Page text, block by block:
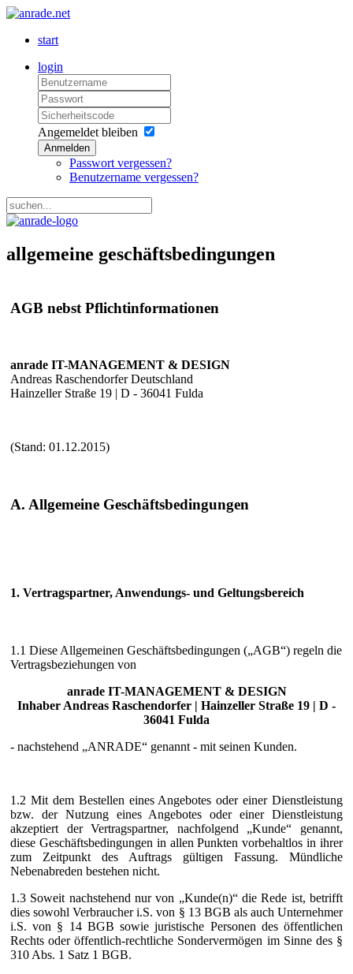
start
login
Angemeldet bleiben
Anmelden
Passwort vergessen?
Benutzername vergessen?
allgemeine geschäftsbedingungen
AGB nebst Pflichtinformationen
anrade IT-MANAGEMENT & DESIGN
Andreas Raschendorfer Deutschland
Hainzeller Straße 19 | D - 36041 Fulda
(Stand: 01.12.2015)
A. Allgemeine Geschäftsbedingungen
1. Vertragspartner, Anwendungs- und Geltungsbereich
1.1 Diese Allgemeinen Geschäftsbedingungen („AGB“) regeln die
Vertragsbeziehungen von
anrade IT-MANAGEMENT & DESIGN
Inhaber Andreas Raschendorfer | Hainzeller Straße 19 | D -
36041 Fulda
- nachstehend „ANRADE“ genannt - mit seinen Kunden.
1.2 Mit dem Bestellen eines Angebotes oder einer Dienstleistung
bzw. der Nutzung eines Angebotes oder einer Dienstleistung
akzeptiert der Vertragspartner, nachfolgend „Kunde“ genannt,
diese Geschäftsbedingungen in allen Punkten vorbehaltlos in ihrer
zum Zeitpunkt des Auftrags gültigen Fassung. Mündliche
Nebenabreden bestehen nicht.
1.3 Soweit nachstehend nur von „Kunde(n)“ die Rede ist, betrifft
dies sowohl Verbraucher i.S. von § 13 BGB als auch Unternehmer
i.S. von § 14 BGB sowie juristische Personen des öffentlichen
Rechts oder öffentlich-rechtliche Sondervermögen im Sinne des §
310 Abs. 1 Satz 1 BGB.